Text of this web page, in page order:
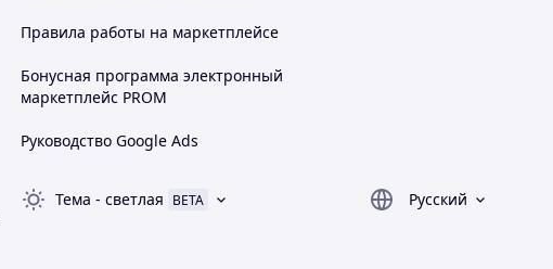
Правила работы на маркетплейсе
Бонусная программа электронный
маркетплейс PROM
Руководство Google Ads
Тема - светлая BETA
Русский